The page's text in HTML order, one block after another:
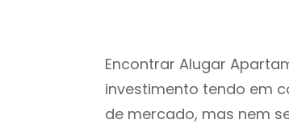
Encontrar Alugar
investimento tendo em
de mercado, mas nem